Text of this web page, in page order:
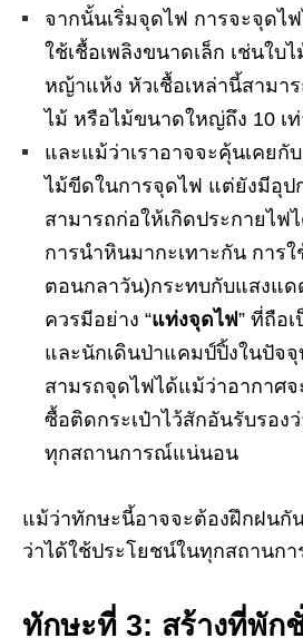
จากนั้นเริ่มจุดไฟ การจะจุดไ
ใช้เชื้อเพลิงขนาดเล็ก เช่นใบ
หญ้าแห้ง หัวเชื้อเหล่านี้สามา
ไม้ หรือไม้ขนาดใหญ่ถึง 10 เท่
และแม้ว่าเราอาจจะคุ้นเคยกั
ไม้ขีดในการจุดไฟ แต่ยังมีอุ
สามารถก่อให้เกิดประกายไฟ
การนำหินมากะเทาะกัน การ
ตอนกลาวัน)กระทบกับแสงแด
ควรมีอย่าง “แท่งจุดไฟ” ที่ถือ
และนักเดินป่าแคมป์ปิ้งในปัจจุ
สามรถจุดไฟได้แม้ว่าอากาศ
ซื้อติดกระเป๋าไว้สักอันรับรอง
ทุกสถานการณ์แน่นอน
แม้ว่าทักษะนี้อาจจะต้องฝึกฝนกั
ว่าได้ใช้ประโยชน์ในทุกสถานก
ทักษะที่ 3: สร้างที่พัก